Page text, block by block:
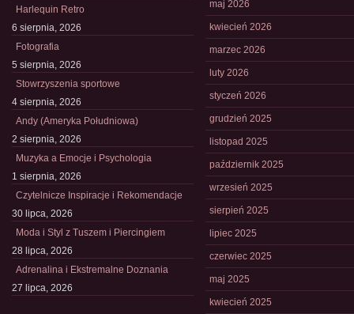
Harlequin Retro
6 sierpnia, 2026
Fotografia
5 sierpnia, 2026
Stowrzyszenia sportowe
4 sierpnia, 2026
Andy (Ameryka Południowa)
2 sierpnia, 2026
Muzyka a Emocje i Psychologia
1 sierpnia, 2026
Czytelnicze Inspiracje i Rekomendacje
30 lipca, 2026
Moda i Styl z Tuszem i Piercingiem
28 lipca, 2026
Adrenalina i Ekstremalne Doznania
27 lipca, 2026
maj 2026
kwiecień 2026
marzec 2026
luty 2026
styczeń 2026
grudzień 2025
listopad 2025
październik 2025
wrzesień 2025
sierpień 2025
lipiec 2025
czerwiec 2025
maj 2025
kwiecień 2025